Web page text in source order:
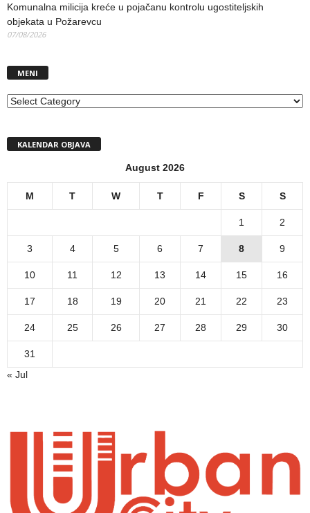
Komunalna milicija kreće u pojačanu kontrolu ugostiteljskih
objekata u Požarevcu
07/08/2026
MENI
MENI
KALENDAR OBJAVA
August 2026
M T W T F S S
1 2
3 4 5 6 7 8 9
10 11 12 13 14 15 16
17 18 19 20 21 22 23
24 25 26 27 28 29 30
31
« Jul